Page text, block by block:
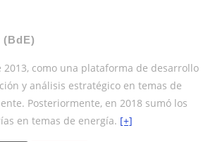
(BdE)
2013, como una plataforma de desarrollo
y análisis estratégico en temas de
Posteriormente, en 2018 sumó los
en temas de energía. [+]